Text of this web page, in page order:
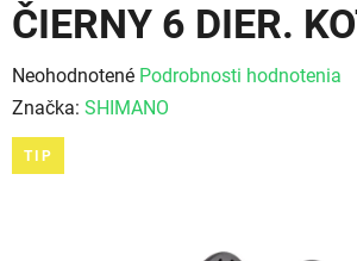
ČIERNY 6 DIER.
Priemerné hodnotenie produktu je 0,0 z 5
Neohodnotené Podrobnosti hodnotenia
Značka: SHIMANO
TIP